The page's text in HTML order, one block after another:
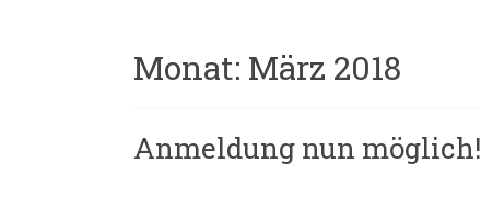
Monat: März 2018
Anmeldung nun möglich!